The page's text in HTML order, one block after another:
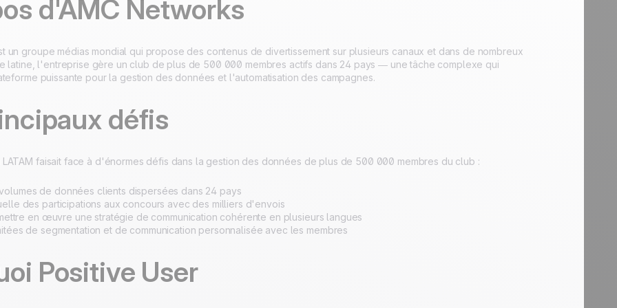
4.8 Trustpilot
100% développé et
d'AMC Networks
un groupe médias mondial qui propose des contenus de divertissement sur plusieurs canaux et dans de nombreux
latine, l'entreprise gère un club de plus de 500 000 membres actifs dans 24 pays — une tâche complexe qui
puissante pour la gestion des données et l'automatisation des campagnes.
défis
LATAM faisait face à d'énormes défis dans la gestion des données de plus de 500 000 membres du club :
de données clients dispersées dans 24 pays
des participations aux concours avec des milliers d'envois
en œuvre une stratégie de communication cohérente en plusieurs langues
de segmentation et de communication personnalisée avec les membres
Positive User